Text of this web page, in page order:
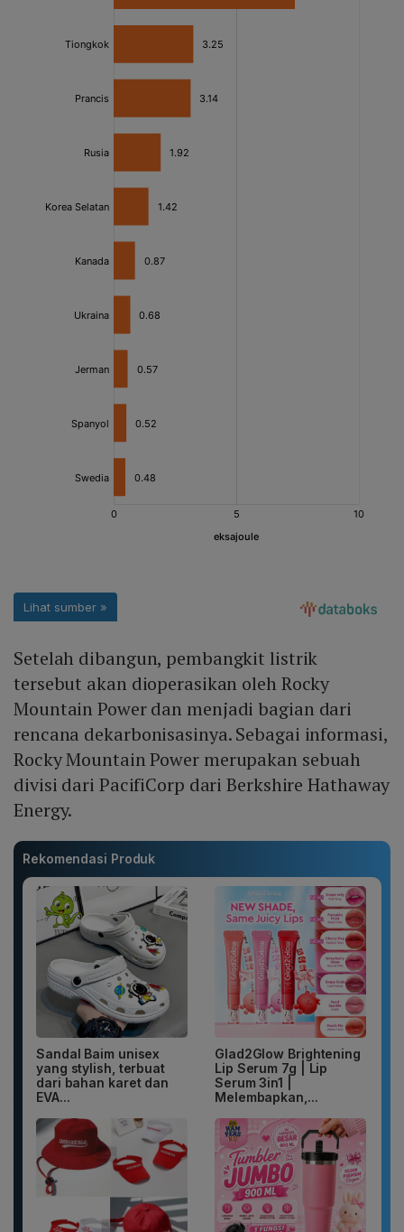
Setelah dibangun, pembangkit listrik
tersebut akan dioperasikan oleh Rocky
Mountain Power dan menjadi bagian dari
rencana dekarbonisasinya. Sebagai informasi,
Rocky Mountain Power merupakan sebuah
divisi dari PacifiCorp dari Berkshire Hathaway
Energy.
Rekomendasi Produk
Sandal Baim unisex
yang stylish, terbuat
dari bahan karet dan
EVA...
Glad2Glow Brightening
Lip Serum 7g | Lip
Serum 3in1 |
Melembapkan,...